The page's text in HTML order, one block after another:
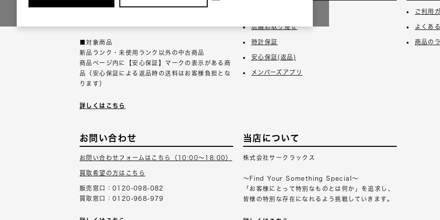
■対象商品
新品ランク・未使用ランク以外の中古商品
商品ページ内に【安心保証】マークの表示がある商
品（安心保証による返品時の送料はお客様負担とな
ります）
詳しくはこちら
店舗お取り寄せ
時計保証
安心保証(返品)
メンバーズアプリ
ご利用
よくあ
商品の
お問い合わせ
お問い合わせフォームはこちら（10:00～18:00）
買取希望の方はこちら
販売窓口：0120-098-082
買取窓口：0120-968-979
当店について
株式会社サークラックス
～Find Your Something Special～
「お客様にとって特別なものとは何か」を追求し、
皆様の特別な存在になれるよう挑戦していきます。